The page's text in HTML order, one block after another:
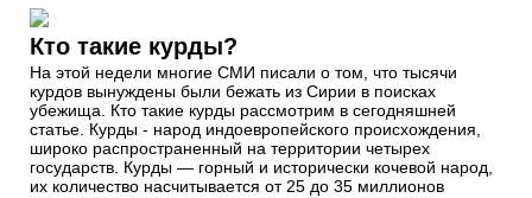
Кто такие курды?
На этой недели многие СМИ писали о том, что тысячи
курдов вынуждены были бежать из Сирии в поисках
убежища. Кто такие курды рассмотрим в сегодняшней
статье. Курды - народ индоевропейского происхождения,
широко распространенный на территории четырех
государств. Курды — горный и исторически кочевой народ,
их количество насчитывается от 25 до 35 миллионов